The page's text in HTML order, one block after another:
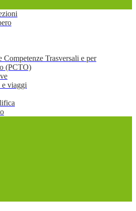
Competenze Trasversali e per
(PCTO)
e viaggi